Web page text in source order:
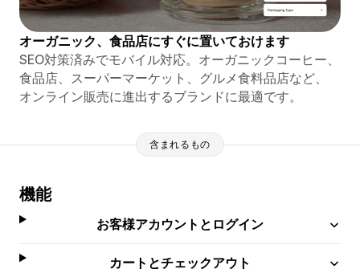
オーガニック、食品店にすぐに置いておけます
SEO対策済みでモバイル対応。オーガニックコーヒー、
食品店、スーパーマーケット、グルメ食料品店など、
オンライン販売に進出するブランドに最適です。
含まれるもの
機能
お客様アカウントとログイン
カートとチェックアウト